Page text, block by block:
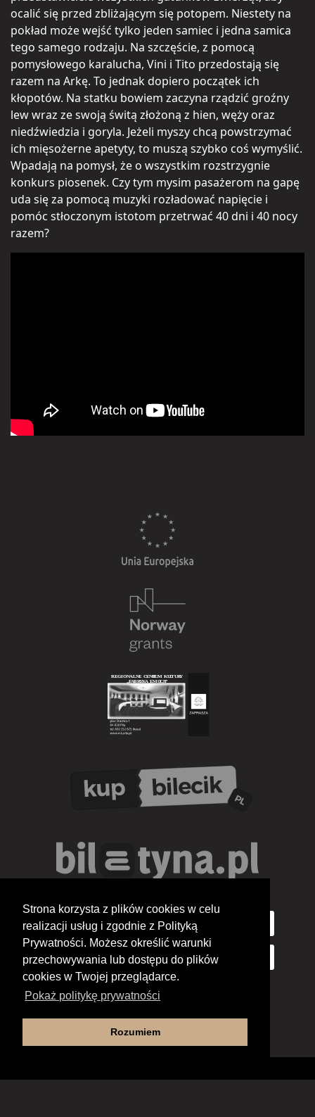
Strona korzysta z plików cookies w celu
realizacji usług i zgodnie z Polityką
Prywatności. Możesz określić warunki
przechowywania lub dostępu do plików
cookies w Twojej przeglądarce.
Pokaż politykę prywatności
Rozumiem
ocalić się przed zbliżającym się potopem. Niestety na
pokład może wejść tylko jeden samiec i jedna samica
tego samego rodzaju. Na szczęście, z pomocą
pomysłowego karalucha, Vini i Tito przedostają się
razem na Arkę. To jednak dopiero początek ich
kłopotów. Na statku bowiem zaczyna rządzić groźny
lew wraz ze swoją świtą złożoną z hien, węży oraz
niedźwiedzia i goryla. Jeżeli myszy chcą powstrzymać
ich mięsożerne apetyty, to muszą szybko coś wymyślić.
Wpadają na pomysł, że o wszystkim rozstrzygnie
konkurs piosenek. Czy tym mysim pasażerom na gapę
uda się za pomocą muzyki rozładować napięcie i
pomóc stłoczonym istotom przetrwać 40 dni i 40 nocy
razem?